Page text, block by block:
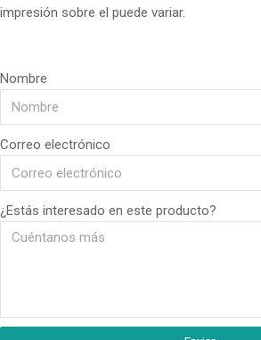
impresión sobre el puede variar.
Nombre
Correo electrónico
¿Estás interesado en este producto?